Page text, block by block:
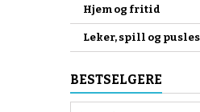
Hjem og fritid
Leker, spill og
BESTSELGERE